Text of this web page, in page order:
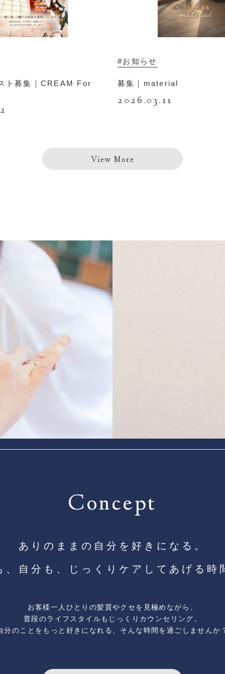
ト募集｜CREAM For
#お知らせ
募集｜material
2026.03.11
View More
Concept
ありのままの自分を好きになる。
、自分も、 じっくりケアしてあげる時
お客様一人ひとりの髪質やクセを見極めながら、
普段のライフスタイルもじっくりカウンセリング。
分のことをもっと好きになれる、そんな時間を過ごしませんか